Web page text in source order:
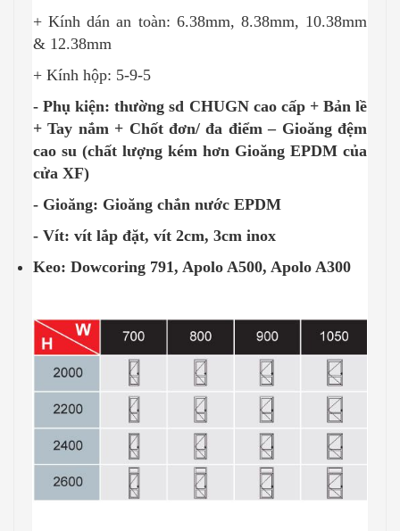
+ Kính dán an toàn: 6.38mm, 8.38mm, 10.38mm
& 12.38mm
+ Kính hộp: 5-9-5
- Phụ kiện: thường sd CHUGN cao cấp + Bản lề
+ Tay nắm + Chốt đơn/ đa điểm – Gioăng đệm
cao su (chất lượng kém hơn Gioăng EPDM của
cửa XF)
- Gioăng: Gioăng chắn nước EPDM
- Vít: vít lắp đặt, vít 2cm, 3cm inox
Keo: Dowcoring 791, Apolo A500, Apolo A300